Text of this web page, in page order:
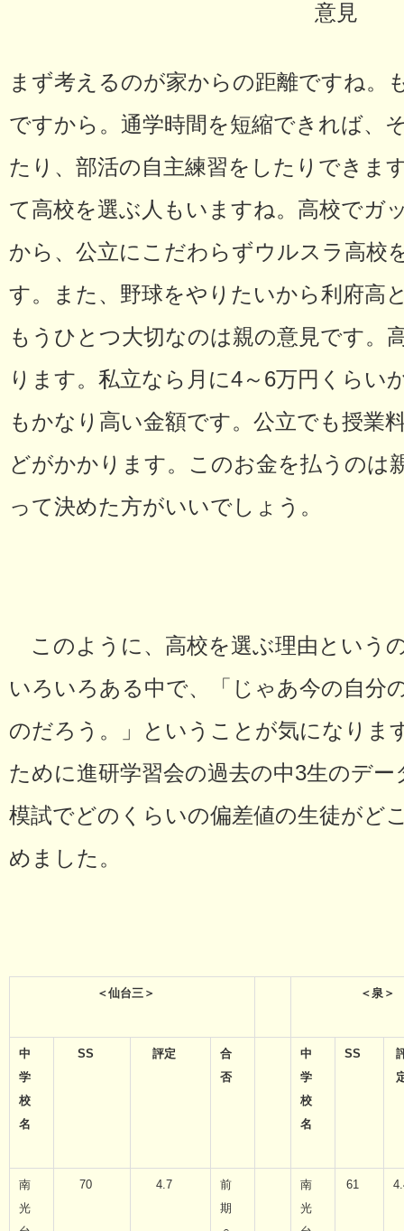
意見
まず考えるのが家からの距離ですね。
ですから。通学時間を短縮できれば、
たり、部活の自主練習をしたりできま
て高校を選ぶ人もいますね。高校でガ
から、公立にこだわらずウルスラ高校
す。また、野球をやりたいから利府高
もうひとつ大切なのは親の意見です。
ります。私立なら月に4～6万円くらい
もかなり高い金額です。公立でも授業
どがかかります。このお金を払うのは
って決めた方がいいでしょう。
このように、高校を選ぶ理由という
いろいろある中で、「じゃあ今の自分
のだろう。」ということが気になりま
ために進研学習会の過去の中3生のデ
模試でどのくらいの偏差値の生徒がど
めました。
＜仙台三＞ ＜泉＞
中
学
校
名
SS 評定
合
否
中
学
校
名
SS
南
光
70 4.7
前
期
南
光
61